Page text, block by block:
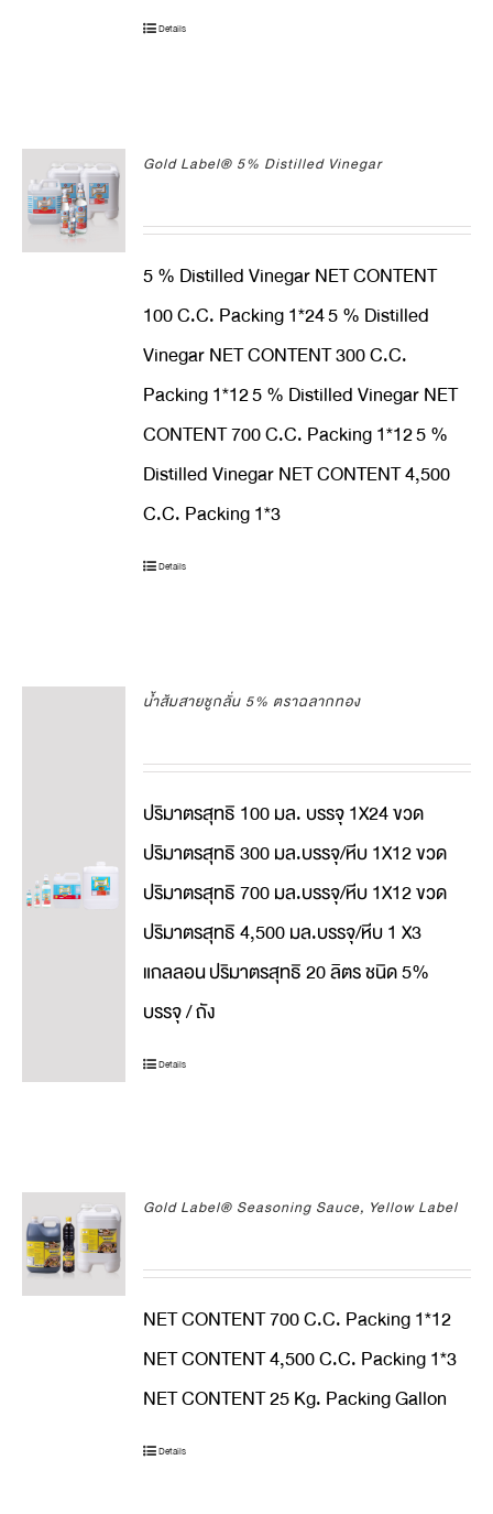
Details
Gold Label® 5% Distilled Vinegar
5 % Distilled Vinegar NET CONTENT
100 C.C. Packing 1*245 % Distilled
Vinegar NET CONTENT 300 C.C.
Packing 1*125 % Distilled Vinegar NET
CONTENT 700 C.C. Packing 1*125 %
Distilled Vinegar NET CONTENT 4,500
C.C. Packing 1*3
Details
น้ำส้มสายชูกลั่น 5% ตราฉลากทอง
ปริมาตรสุทธิ 100 มล. บรรจุ 1X24 ขวด
ปริมาตรสุทธิ 300 มล.บรรจุ/หีบ 1X12 ขวด
ปริมาตรสุทธิ 700 มล.บรรจุ/หีบ 1X12 ขวด
ปริมาตรสุทธิ 4,500 มล.บรรจุ/หีบ 1 X3
แกลลอนปริมาตรสุทธิ 20 ลิตร ชนิด 5%
บรรจุ / ถัง
Details
Gold Label® Seasoning Sauce, Yellow Label
NET CONTENT 700 C.C. Packing 1*12
NET CONTENT 4,500 C.C. Packing 1*3
NET CONTENT 25 Kg. Packing Gallon
Details